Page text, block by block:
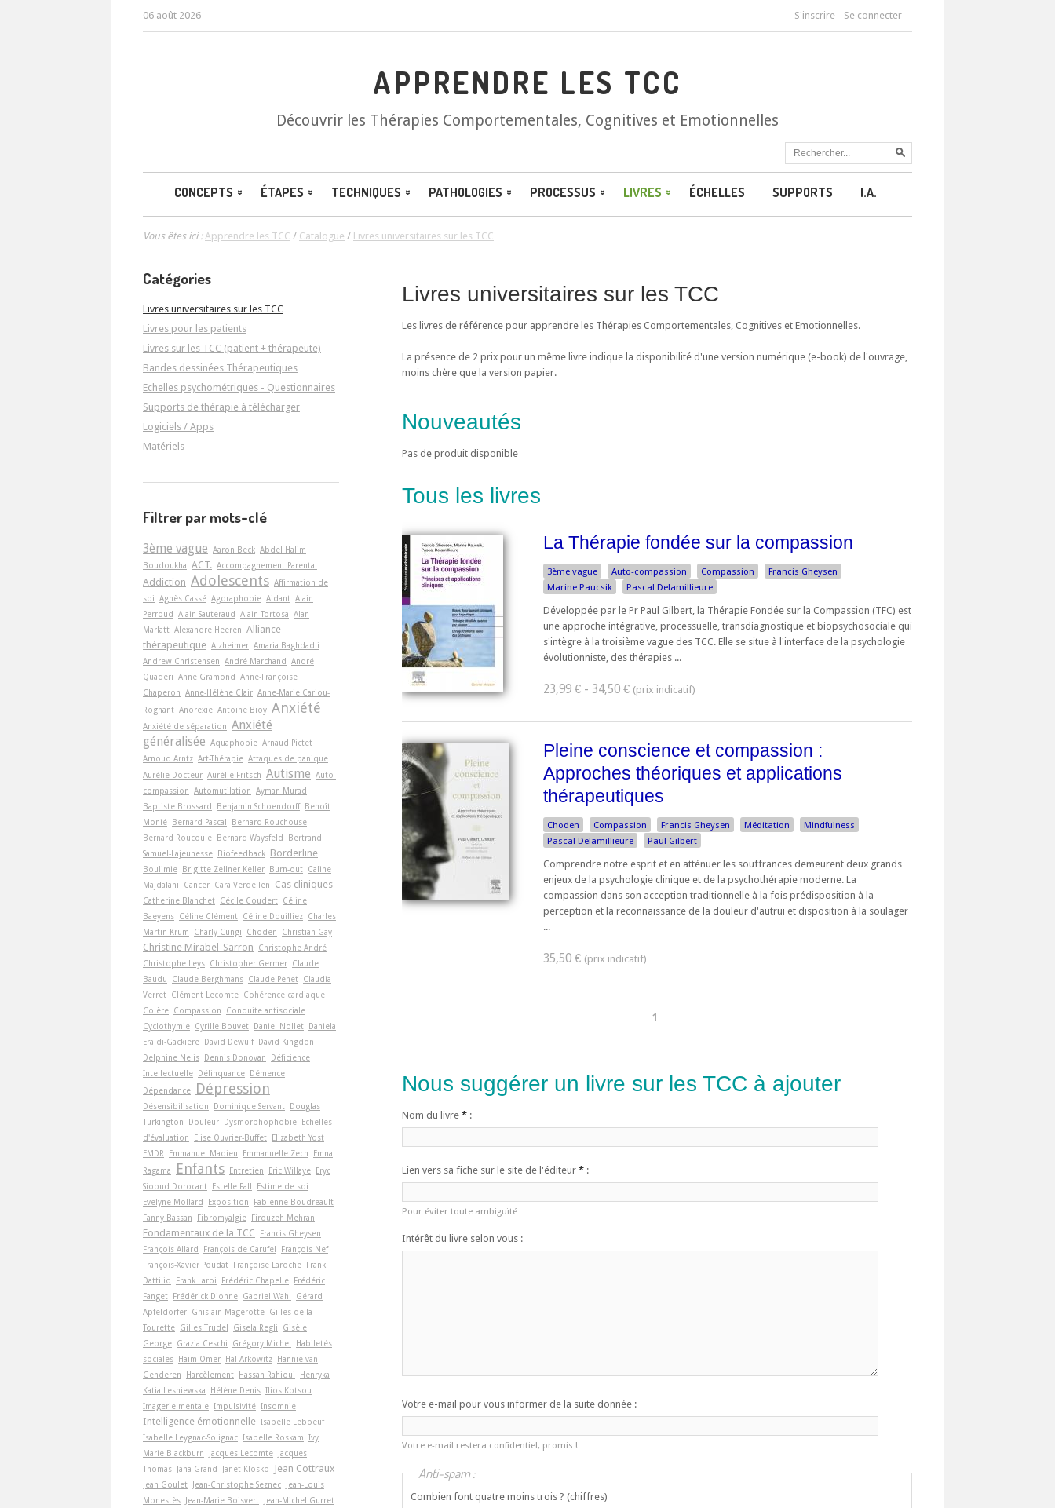
06 août 2026 S'inscrire - Se connecter
APPRENDRE LES TCC
Découvrir les Thérapies Comportementales, Cognitives et Emotionnelles
CONCEPTS ÉTAPES TECHNIQUES PATHOLOGIES PROCESSUS LIVRES ÉCHELLES SUPPORTS I.A.
Vous êtes ici :Apprendre les TCC / Catalogue / Livres universitaires sur les TCC
Livres universitaires sur les TCC
Les livres de référence pour apprendre les Thérapies Comportementales, Cognitives et Emotionnelles.
La présence de 2 prix pour un même livre indique la disponibilité d'une version numérique (e-book) de l'ouvrage,
moins chère que la version papier.
Nouveautés
Pas de produit disponible
Tous les livres
La Thérapie fondée sur la compassion
3ème vague Auto-compassion Compassion
Francis Gheysen
Marine Paucsik
Pascal Delamillieure
Développée par le Pr Paul Gilbert, la Thérapie Fondée sur la Compassion (TFC) est
une approche intégrative, processuelle, transdiagnostique et biopsychosociale qui
s'intègre à la troisième vague des TCC. Elle se situe à l'interface de la psychologie
évolutionniste, des thérapies ...
23,99 € - 34,50 €
Pleine conscience et compassion :
Approches théoriques et applications
thérapeutiques
Choden Compassion Francis Gheysen Méditation
Mindfulness
Pascal Delamillieure
Paul Gilbert
Comprendre notre esprit et en atténuer les souffrances demeurent deux grands
enjeux de la psychologie clinique et de la psychothérapie moderne. La
compassion dans son acception traditionnelle à la fois prédisposition à la
perception et la reconnaissance de la douleur d'autrui et disposition à la soulager
...
35,50 €
1
Nous suggérer un livre sur les TCC à ajouter
Nom du livre * :
Lien vers sa fiche sur le site de l'éditeur * :
Pour éviter toute ambiguïté
Intérêt du livre selon vous :
Votre e-mail pour vous informer de la suite donnée :
Votre e-mail restera confidentiel, promis !
Anti-spam :
Combien font quatre moins trois ? (chiffres)
Catégories
Livres universitaires sur les TCC
Livres pour les patients
Livres sur les TCC (patient + thérapeute)
Bandes dessinées Thérapeutiques
Echelles psychométriques - Questionnaires
Supports de thérapie à télécharger
Logiciels / Apps
Matériels
Filtrer par mots-clé
3ème vague Aaron Beck Abdel Halim
Boudoukha ACT. Accompagnement Parental
Addiction Adolescents Affirmation de
soi Agnès Cassé Agoraphobie Aidant Alain
Perroud Alain Sauteraud Alain Tortosa Alan
Marlatt Alexandre Heeren Alliance
thérapeutique Alzheimer Amaria Baghdadli
Andrew Christensen André Marchand André
Quaderi Anne Gramond Anne-Françoise
Chaperon Anne-Hélène Clair Anne-Marie Cariou-
Rognant Anorexie Antoine Bioy Anxiété
Anxiété de séparation Anxiété
généralisée Aquaphobie Arnaud Pictet
Arnoud Arntz Art-Thérapie Attaques de panique
Aurélie Docteur Aurélie Fritsch Autisme Auto-
compassion Automutilation Ayman Murad
Baptiste Brossard
Benjamin Schoendorff Benoît
Monié Bernard Pascal
Bernard Rouchouse
Bernard Roucoule Bernard Waysfeld
Bertrand
Samuel-Lajeunesse Biofeedback Borderline
Boulimie Brigitte Zellner Keller Burn-out Caline
Majdalani
Cancer Cara Verdellen Cas cliniques
Catherine Blanchet Cécile Coudert Céline
Baeyens Céline Clément Céline Douilliez Charles
Martin Krum
Charly Cungi Choden Christian Gay
Christine Mirabel-Sarron
Christophe André
Christophe Leys Christopher Germer Claude
Baudu
Claude Berghmans Claude Penet Claudia
Verret Clément Lecomte Cohérence cardiaque
Colère Compassion
Conduite antisociale
Cyclothymie Cyrille Bouvet Daniel Nollet Daniela
Eraldi-Gackiere David Dewulf David Kingdon
Delphine Nelis Dennis Donovan
Déficience
Intellectuelle Délinquance Démence
Dépendance
Dépression
Désensibilisation Dominique Servant Douglas
Turkington
Douleur Dysmorphophobie Echelles
d'évaluation
Elise Ouvrier-Buffet Elizabeth Yost
EMDR
Emmanuel Madieu Emmanuelle Zech
Emna
Ragama
Enfants Entretien Eric Willaye Eryc
Siobud Dorocant Estelle Fall
Estime de soi
Evelyne Mollard
Exposition
Fabienne Boudreault
Fanny Bassan
Fibromyalgie Firouzeh Mehran
Fondamentaux de la TCC
Francis Gheysen
François Allard
François de Carufel
François Nef
François-Xavier Poudat Françoise Laroche Frank
Dattilio
Frank Laroi Frédéric Chapelle Frédéric
Fanget Frédérick Dionne Gabriel Wahl
Gérard
Apfeldorfer Ghislain Magerotte Gilles de la
Tourette Gilles Trudel Gisela Regli
Gisèle
George Grazia Ceschi Grégory Michel
Habiletés
sociales Haim Omer Hal Arkowitz Hannie van
Genderen
Harcèlement Hassan Rahioui
Henryka
Katia Lesniewska
Hélène Denis Ilios Kotsou
Imagerie mentale Impulsivité Insomnie
Intelligence émotionnelle Isabelle Leboeuf
Isabelle Leygnac-Solignac Isabelle Roskam Ivy
Marie Blackburn
Jacques Lecomte Jacques
Thomas Jana Grand Janet Klosko Jean Cottraux
Jean Goulet Jean-Christophe Seznec Jean-Louis
Monestès Jean-Marie Boisvert Jean-Michel Gurret